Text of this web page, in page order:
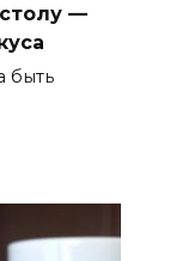
—
быть